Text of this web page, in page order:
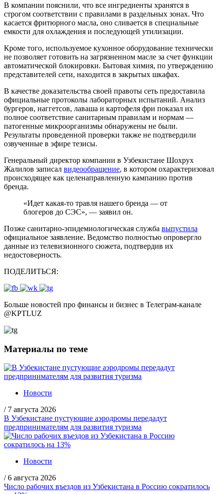
В компании пояснили, что все ингредиенты хранятся в
строгом соответствии с правилами в раздельных зонах. Что
касается фритюрного масла, оно сливается в специальные
емкости для охлаждения и последующей утилизации.
Кроме того, используемое кухонное оборудование технически
не позволяет готовить на загрязненном масле за счет функции
автоматической блокировки. Бытовая химия, по утверждению
представителей сети, находится в закрытых шкафах.
В качестве доказательства своей правоты сеть предоставила
официальные протоколы лабораторных испытаний. Анализ
бургеров, наггетсов, лаваша и картофеля фри показал их
полное соответствие санитарным правилам и нормам —
патогенные микроорганизмы обнаружены не были.
Результаты проведенной проверки также не подтвердили
озвученные в эфире тезисы.
Генеральный директор компании в Узбекистане Шохрух
Жалилов записал видеообращение, в котором охарактеризовал
происходящее как целенаправленную кампанию против
бренда.
«Идет какая-то травля нашего бренда — от
блогеров до СЭС», — заявил он.
Позже санитарно-эпидемиологическая служба выпустила
официальное заявление. Ведомство полностью опровергло
данные из телевизионного сюжета, подтвердив их
недостоверность.
ПОДЕЛИТЬСЯ:
Больше новостей про финансы и бизнес в Телеграм-канале
@KPTLUZ
Материалы по теме
Новости
/ 7 августа 2026
В Узбекистане пустующие аэродромы передадут
предпринимателям для развития туризма
Новости
/ 6 августа 2026
Число рабочих въездов из Узбекистана в Россию сократилось